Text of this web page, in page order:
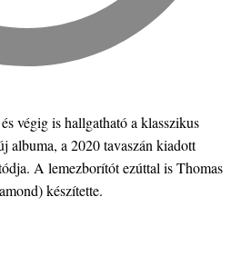
végig is hallgatható a klasszikus
albuma, a 2020 tavaszán kiadott
A lemezborítót ezúttal is Thomas
készítette.